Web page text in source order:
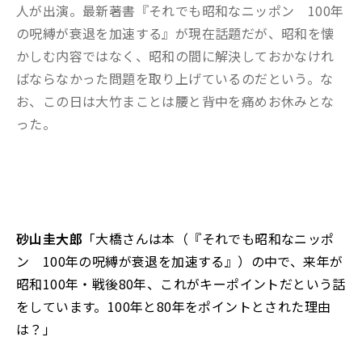
人が出演。最新著書『それでも昭和なニッポン 100年
の呪縛が衰退を加速する』が現在話題だが、昭和を懐
かしむ内容ではなく、昭和の間に解決しておかなけれ
ばならなかった問題を取り上げているのだという。な
お、この日は大竹まことは腰と背中を痛めお休みとな
った。
砂山圭大郎 「大橋さんは本（『それでも昭和なニッポ
ン 100年の呪縛が衰退を加速する』）の中で、来年が
昭和100年・戦後80年、これがキーポイントだという話
をしています。100年と80年をポイントとされた理由
は？」